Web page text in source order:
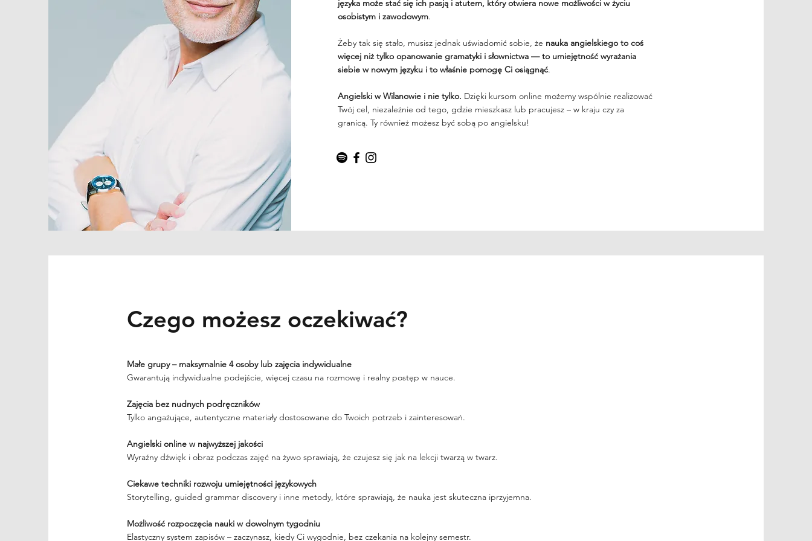
języka może stać się ich pasją i atutem, który otwiera nowe możliwości w życiu
osobistym i zawodowym.
Żeby tak się stało, musisz jednak uświadomić sobie, że nauka angielskiego to coś
więcej niż tylko opanowanie gramatyki i słownictwa — to umiejętność wyrażania
siebie w nowym języku i to właśnie pomogę Ci osiągnąć.
Angielski w Wilanowie i nie tylko. Dzięki kursom online możemy wspólnie realizować
Twój cel, niezależnie od tego, gdzie mieszkasz lub pracujesz – w kraju czy za
granicą. Ty również możesz być sobą po angielsku!
Czego możesz oczekiwać?
Małe grupy – maksymalnie 4 osoby lub zajęcia indywidualne
Gwarantują indywidualne podejście, więcej czasu na rozmowę i realny postęp w nauce.
Zajęcia bez nudnych podręczników
Tylko angażujące, autentyczne materiały dostosowane do Twoich potrzeb i zainteresowań.
Angielski online w najwyższej jakości
Wyraźny dźwięk i obraz podczas zajęć na żywo sprawiają, że czujesz się jak na lekcji twarzą w twarz.
Ciekawe techniki rozwoju umiejętności językowych
Storytelling, guided grammar discovery i inne metody, które sprawiają, że nauka jest skuteczna iprzyjemna.
Możliwość rozpoczęcia nauki w dowolnym tygodniu
Elastyczny system zapisów – zaczynasz, kiedy Ci wygodnie, bez czekania na kolejny semestr.